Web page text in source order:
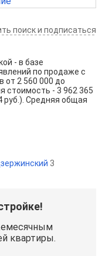
поиск и подписаться
- в базе
по продаже с
от 2 560 000 до
стоимость - 3 962 365
руб.). Средняя общая
3
квартиры.